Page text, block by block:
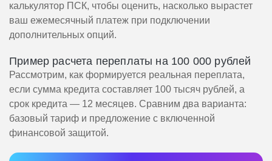
калькулятор ПСК, чтобы оценить, насколько вырастет
ваш ежемесячный платеж при подключении
дополнительных опций.
Пример расчета переплаты на 100 000 рублей
Рассмотрим, как формируется реальная переплата,
если сумма кредита составляет 100 тысяч рублей, а
срок кредита — 12 месяцев. Сравним два варианта:
базовый тариф и предложение с включенной
финансовой защитой.